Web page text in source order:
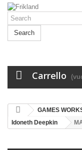
Search
Carrello
GAMES
Idoneth Deepkin